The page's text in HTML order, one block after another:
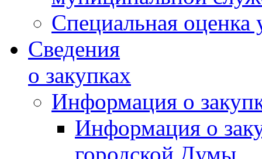
Специальная оценка
Сведения
о закупках
Информация о
Информация о